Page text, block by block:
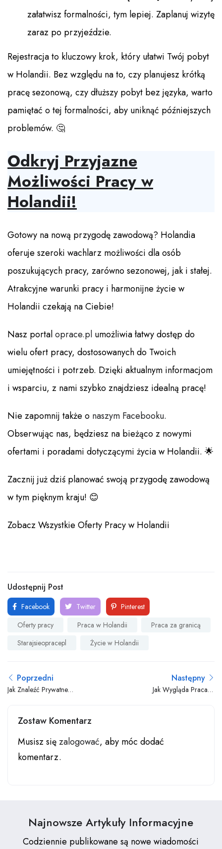
załatwisz formalności, tym lepiej. Zaplanuj wizytę
zaraz po przyjeździe.
Rejestracja to kluczowy krok, który ułatwi Twój pobyt
w Holandii. Bez względu na to, czy planujesz krótką
pracę sezonową, czy dłuższy pobyt bez języka, warto
pamiętać o tej formalności, aby uniknąć późniejszych
problemów. 🤔
Odkryj Przyjazne
Możliwości Pracy w
Holandii!
Gotowy na nową przygodę zawodową? Holandia
oferuje szeroki wachlarz możliwości dla osób
poszukujących pracy, zarówno sezonowej, jak i stałej.
Atrakcyjne warunki pracy i harmonijne życie w
Holandii czekają na Ciebie!
Nasz portaloprace.pl umożliwia łatwy dostęp do
wielu ofert pracy, dostosowanych do Twoich
umiejętności i potrzeb. Dzięki aktualnym informacjom
i wsparciu, z nami szybko znajdziesz idealną pracę!
Nie zapomnij także o naszym Facebooku.
Obserwując nas, będziesz na bieżąco z nowymi
ofertami i poradami dotyczącymi życia w Holandii. 🌟
Zacznij już dziś planować swoją przygodę zawodową
w tym pięknym kraju! 😊
Zobacz Wszystkie Oferty Pracy w Holandii
Udostępnij Post
Facebook Twitter
Pinterest
Oferty pracy
Praca w Holandii
Praca za granicą
Starajsieopracepl
Życie w Holandii
Poprzedni
Jak Znaleźć Prywatne
Następny
Jak Wygląda Praca w
Zostaw Komentarz
Musisz sięzalogować, aby móc dodać
komentarz.
Najnowsze Artykuły Informacyjne
Codziennie publikowane są nowe wiadomości